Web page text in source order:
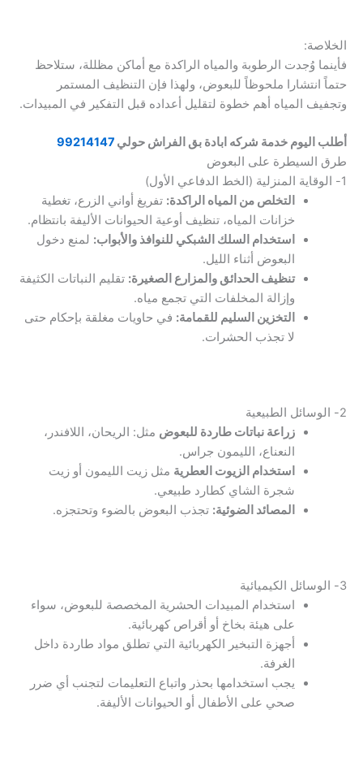
الخلاصة:
فأينما وُجدت الرطوبة والمياه الراكدة مع أماكن مظللة، ستلاحظ
حتماً انتشارا ملحوظاً للبعوض، ولهذا فإن التنظيف المستمر
وتجفيف المياه أهم خطوة لتقليل أعداده قبل التفكير في المبيدات.
أطلب اليوم خدمة شركه ابادة بق الفراش حولي 99214147
طرق السيطرة على البعوض
1- الوقاية المنزلية (الخط الدفاعي الأول)
التخلص من المياه الراكدة: تفريغ أواني الزرع، تغطية
خزانات المياه، تنظيف أوعية الحيوانات الأليفة بانتظام.
استخدام السلك الشبكي للنوافذ والأبواب: لمنع دخول
البعوض أثناء الليل.
تنظيف الحدائق والمزارع الصغيرة: تقليم النباتات الكثيفة
وإزالة المخلفات التي تجمع مياه.
التخزين السليم للقمامة: في حاويات مغلقة بإحكام حتى
لا تجذب الحشرات.
2- الوسائل الطبيعية
زراعة نباتات طاردة للبعوض مثل: الريحان، اللافندر،
النعناع، الليمون جراس.
استخدام الزيوت العطرية مثل زيت الليمون أو زيت
شجرة الشاي كطارد طبيعي.
المصائد الضوئية: تجذب البعوض بالضوء وتحتجزه.
3- الوسائل الكيميائية
استخدام المبيدات الحشرية المخصصة للبعوض، سواء
على هيئة بخاخ أو أقراص كهربائية.
أجهزة التبخير الكهربائية التي تطلق مواد طاردة داخل
الغرفة.
يجب استخدامها بحذر واتباع التعليمات لتجنب أي ضرر
صحي على الأطفال أو الحيوانات الأليفة.